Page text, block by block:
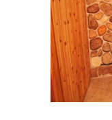
Банные печи